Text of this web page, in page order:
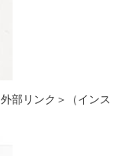
外部リンク＞
（インス